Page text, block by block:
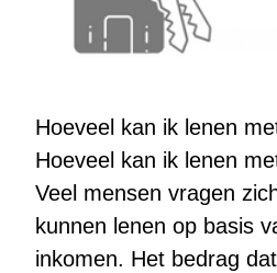
Hoeveel kan ik lenen
Hoeveel kan ik lenen
Veel mensen vragen
kunnen lenen op basis
inkomen. Het bedrag